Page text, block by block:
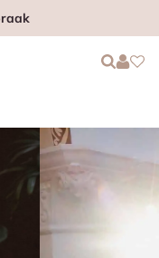
Login
Login